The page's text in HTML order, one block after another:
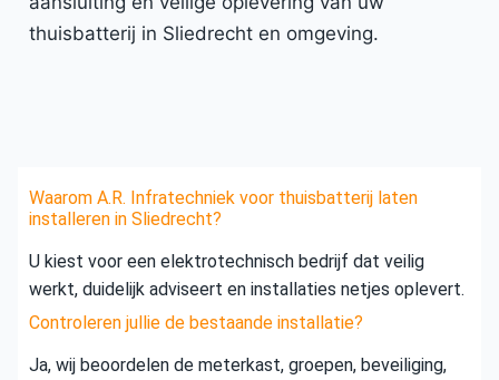
thuisbatterij in Sliedrecht en omgeving.
Waarom A.R. Infratechniek voor thuisbatterij laten
installeren in Sliedrecht?
U kiest voor een elektrotechnisch bedrijf dat veilig
werkt, duidelijk adviseert en installaties netjes oplevert.
Controleren jullie de bestaande installatie?
Ja, wij beoordelen de meterkast, groepen, beveiliging,